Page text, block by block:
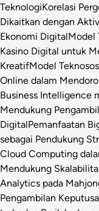
TeknologiKorelasi
Dikaitkan dengan
Ekonomi DigitalModel
Kasino Digital untuk
KreatifModel
Online dalam
Business Intelligence
Mendukung
DigitalPemanfaatan
sebagai Pendukung
Cloud Computing
Mendukung
Analytics pada
Pengambilan